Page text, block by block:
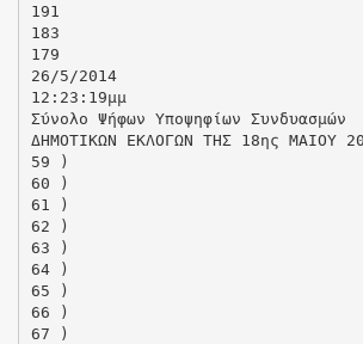
191
183
179
26/5/2014
12:23:19μμ
Σύνολο Ψήφων Υποψηφίων Συνδυασμών
ΔΗΜΟΤΙΚΩΝ ΕΚΛΟΓΩΝ ΤΗΣ 18ης ΜΑΙΟΥ
59 )
60 )
61 )
62 )
63 )
64 )
65 )
66 )
67 )